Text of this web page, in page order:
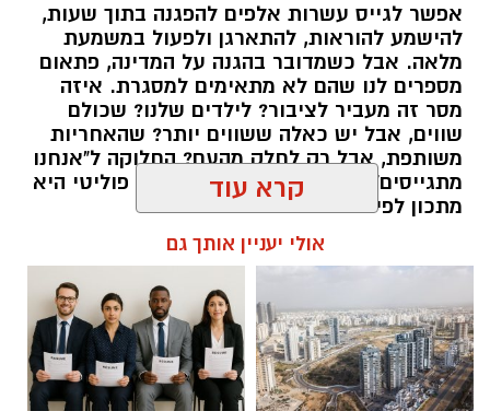
AI
אני מסתכלת סביבי ורואה מציאות שמעלה אצלי
יותר סימני שאלה מתשובות.
אני רואה מחאות המוניות נגד גיוס בני ישיבות,
שומעת אמירות של רבנים ואישי ציבור שמעוררות
סערה ומעמיקות את הקרע, ורואה את השיח
אפשר לגייס עשרות אלפים להפגנה בתוך שעות,
להישמע להוראות, להתארגן ולפעול במשמעת
מלאה. אבל כשמדובר בהגנה על המדינה, פתאום
מספרים לנו שהם לא מתאימים למסגרת. איזה
מסר זה מעביר לציבור? לילדים שלנו? שכולם
שווים, אבל יש כאלה ששווים יותר? שהאחריות
משותפת, אבל רק לחלק מהעם? החלוקה ל"אנחנו
מתגייסים" ו"הם לא" היא לא רק ויכוח פוליטי היא
מתכון לפילוג שמפורר אותנו מבפנים.
קרא עוד
אולי יעניין אותך גם